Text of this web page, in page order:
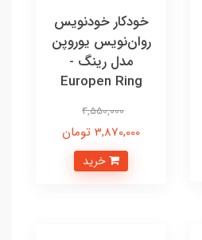
خودکار خودنویس
روان‌نویس یوروپن
مدل رینگ -
Europen Ring
4,550,000
3,870,000 تومان